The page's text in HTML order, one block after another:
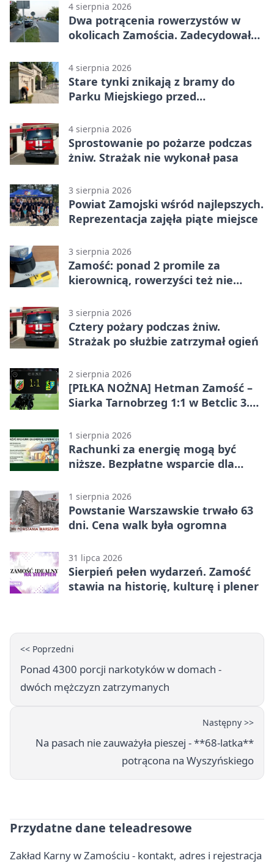
4 sierpnia 2026
Dwa potrącenia rowerzystów w
okolicach Zamościa. Zadecydowało
4 sierpnia 2026
Stare tynki znikają z bramy do
Parku Miejskiego przed
4 sierpnia 2026
Sprostowanie po pożarze podczas
żniw. Strażak nie wykonał pasa
3 sierpnia 2026
Powiat Zamojski wśród najlepszych.
Reprezentacja zajęła piąte miejsce
3 sierpnia 2026
Zamość: ponad 2 promile za
kierownicą, rowerzyści też nie
3 sierpnia 2026
Cztery pożary podczas żniw.
Strażak po służbie zatrzymał ogień
2 sierpnia 2026
[PIŁKA NOŻNA] Hetman Zamość –
Siarka Tarnobrzeg 1:1 w Betclic 3.
1 sierpnia 2026
Rachunki za energię mogą być
niższe. Bezpłatne wsparcie dla
1 sierpnia 2026
Powstanie Warszawskie trwało 63
dni. Cena walk była ogromna
31 lipca 2026
Sierpień pełen wydarzeń. Zamość
stawia na historię, kulturę i plener
<< Poprzedni
Ponad 4300 porcji narkotyków w domach -
dwóch mężczyzn zatrzymanych
Następny >>
Na pasach nie zauważyła pieszej - **68-latka**
potrącona na Wyszyńskiego
Przydatne dane teleadresowe
Zakład Karny w Zamościu - kontakt, adres i rejestracja